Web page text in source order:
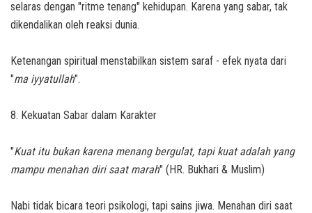
selaras dengan "ritme tenang" kehidupan. Karena yang sabar, tak
dikendalikan oleh reaksi dunia.
Ketenangan spiritual menstabilkan sistem saraf - efek nyata dari
"ma iyyatullah".
8. Kekuatan Sabar dalam Karakter
"Kuat itu bukan karena menang bergulat, tapi kuat adalah yang
mampu menahan diri saat marah" (HR. Bukhari & Muslim)
Nabi tidak bicara teori psikologi, tapi sains jiwa. Menahan diri saat